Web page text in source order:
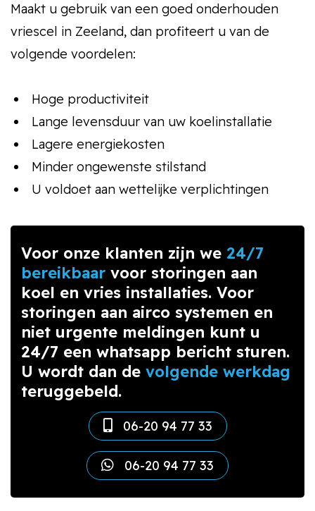
Maakt u gebruik van een goed onderhouden
vriescel in Zeeland, dan profiteert u van de
volgende voordelen:
Hoge productiviteit
Lange levensduur van uw koelinstallatie
Lagere energiekosten
Minder ongewenste stilstand
U voldoet aan wettelijke verplichtingen
Voor onze klanten zijn we 24/7
bereikbaar voor storingen aan
koel en vries installaties. Voor
storingen aan airco systemen en
niet urgente meldingen kunt u
24/7 een whatsapp bericht sturen.
U wordt dan de volgende werkdag
teruggebeld.
06-20 94 77 33
06-20 94 77 33